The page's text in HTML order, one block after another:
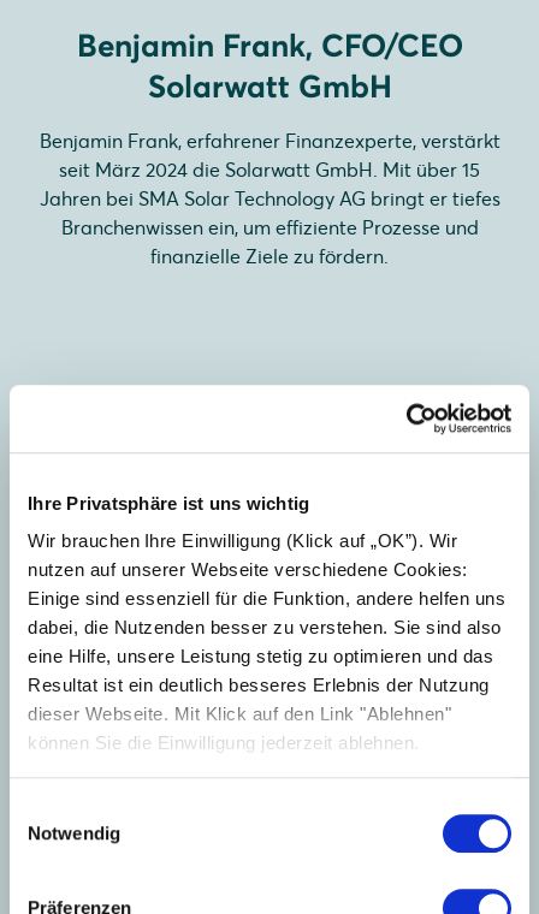
Ihre Privatsphäre ist uns wichtig
Wir brauchen Ihre Einwilligung (Klick auf „OK”). Wir
nutzen auf unserer Webseite verschiedene Cookies:
Einige sind essenziell für die Funktion, andere helfen uns
dabei, die Nutzenden besser zu verstehen. Sie sind also
eine Hilfe, unsere Leistung stetig zu optimieren und das
Resultat ist ein deutlich besseres Erlebnis der Nutzung
dieser Webseite. Mit Klick auf den Link "Ablehnen"
können Sie die Einwilligung jederzeit ablehnen.
Notwendig
Präferenzen
Benjamin Frank, CFO/CEO
Solarwatt GmbH
Benjamin Frank, erfahrener Finanzexperte, verstärkt
seit März 2024 die Solarwatt GmbH. Mit über 15
Jahren bei SMA Solar Technology AG bringt er tiefes
Branchenwissen ein, um effiziente Prozesse und
finanzielle Ziele zu fördern.